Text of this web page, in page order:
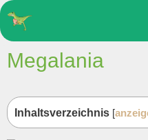
Zum
Inhalt
springen
Megalania
Inhaltsverzeichnis [